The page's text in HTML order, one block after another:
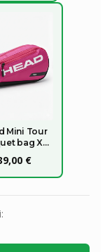
Mini Tour
bag XL
€